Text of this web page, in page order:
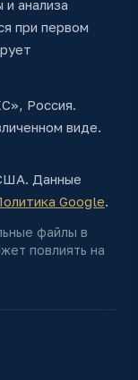
анализа
при первом
Россия.
виде.
Данные
Google.
файлы в
повлиять на